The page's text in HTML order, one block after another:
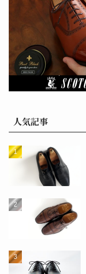
人気記事